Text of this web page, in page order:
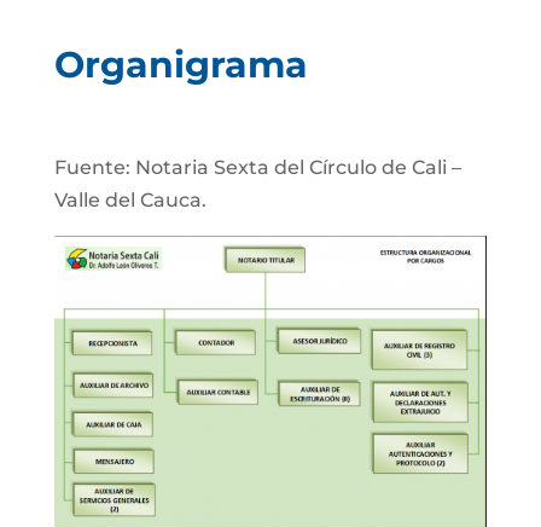
Organigrama
Fuente: Notaria Sexta del Círculo de Cali –
Valle del Cauca.